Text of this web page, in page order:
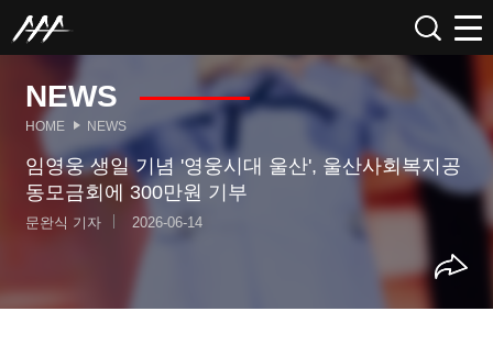
NEWS
HOME NEWS
임영웅 생일 기념 '영웅시대 울산', 울산사회복지공
동모금회에 300만원 기부
문완식 기자 2026-06-14